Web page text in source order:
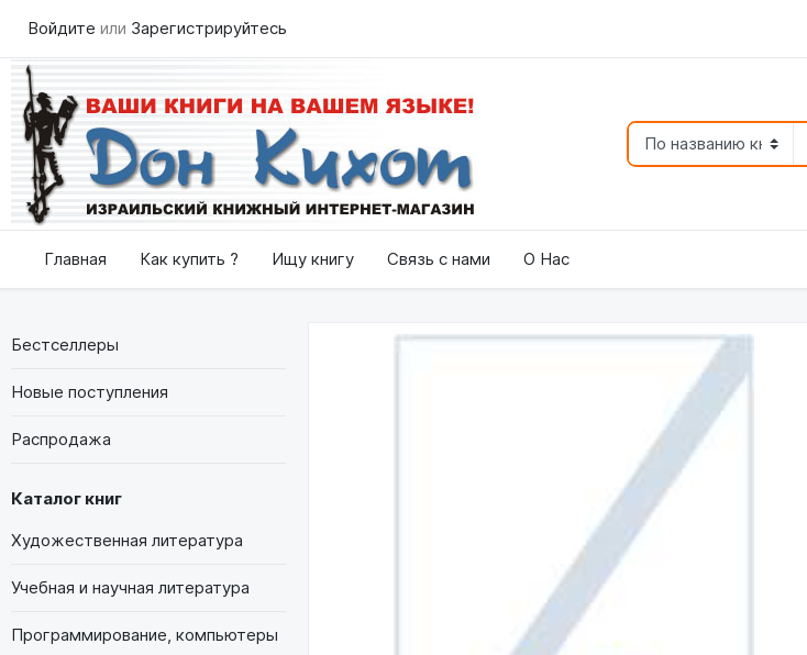
Войдите или Зарегистрируйтесь
Главная Как купить ? Ищу книгу Связь с нами О Нас
Бестселлеры
Новые поступления
Распродажа
Каталог книг
Художественная литература
Учебная и научная литература
Программирование, компьютеры